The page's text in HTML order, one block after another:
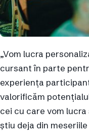
„Vom lucra
cursant în parte
experiența
valorificăm
cei cu care vom
știu deja din